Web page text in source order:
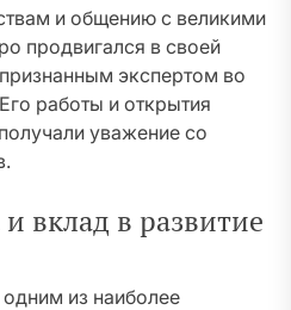
и общению с великими
продвигался в своей
экспертом во
работы и открытия
уважение со
вклад в развитие
из наиболее